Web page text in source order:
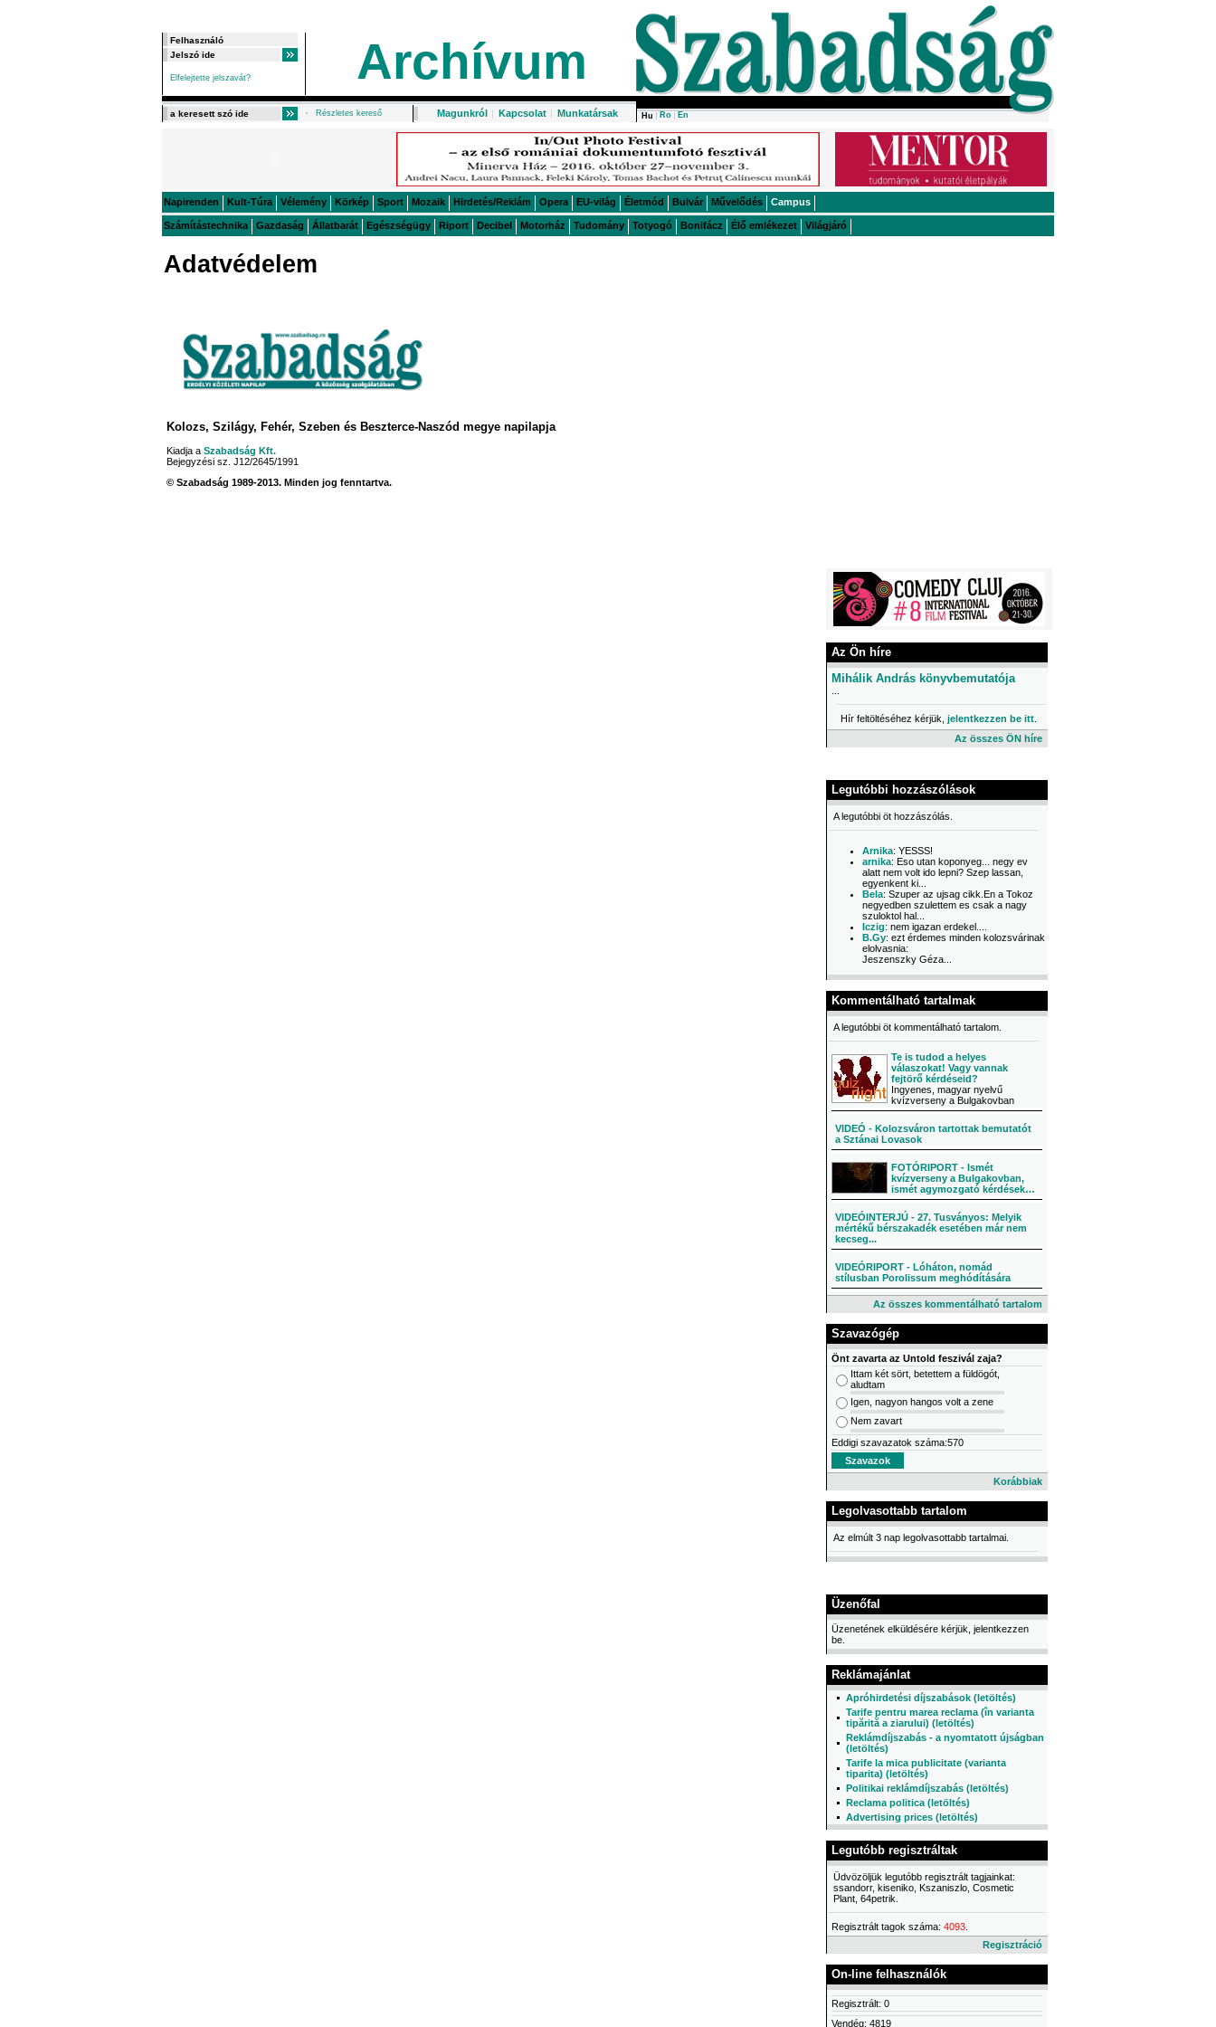
Elfelejtette jelszavát? Archívum
Részletes kereső Magunkról | Kapcsolat | Munkatársak Hu Ro En
Napirenden Kult-Túra Vélemény Körkép Sport Mozaik Hirdetés/Reklám Opera EU-világ Életmód Bulvár Művelődés Campus
Számítástechnika Gazdaság Állatbarát Egészségügy Riport Decibel Motorház Tudomány Totyogó Bonifácz Élő emlékezet Világjáró
Adatvédelem
Kolozs, Szilágy, Fehér, Szeben és Beszterce-Naszód megye napilapja
Kiadja a Szabadság Kft.
Bejegyzési sz. J12/2645/1991
© Szabadság 1989-2013. Minden jog fenntartva.
Az Ön híre
Mihálik András könyvbemutatója
Hír feltöltéséhez kérjük, jelentkezzen be itt
Az összes ÖN híre
Legutóbbi hozzászólások
A legutóbbi öt hozzászólás.
Arnika: YESSS!
arnika: Eso utan koponyeg... negy ev
alatt nem volt ido lepni? Szep lassan,
egyenkent ki...
Bela: Szuper az ujsag cikk.En a Tokoz
negyedben szulettem es csak a nagy
szuloktol hal...
Iczig: nem igazan erdekel....
B.Gy: ezt érdemes minden kolozsvárinak
elolvasnia:
Jeszenszky Géza...
Kommentálható tartalmak
A legutóbbi öt kommentálható tartalom.
Te is tudod a helyes
válaszokat! Vagy vannak
fejtörő kérdéseid?
Ingyenes, magyar nyelvű
kvízverseny a Bulgakovban
VIDEÓ - Kolozsváron tartottak bemutatót
a Sztánai Lovasok
FOTÓRIPORT - Ismét
kvízverseny a Bulgakovban,
ismét agymozgató kérdések…
VIDEÓINTERJÚ - 27. Tusványos: Melyik
mértékű bérszakadék esetében már nem
kecseg...
VIDEÓRIPORT - Lóháton, nomád
stílusban Porolissum meghódítására
Az összes kommentálható tartalom
Szavazógép
Önt zavarta az Untold feszivál zaja?
Ittam két sört, betettem a füldögót,
aludtam
Igen, nagyon hangos volt a zene
Nem zavart
Eddigi szavazatok száma:570
Korábbiak
Legolvasottabb tartalom
Az elmúlt 3 nap legolvasottabb tartalmai.
Üzenőfal
Üzenetének elküldésére kérjük, jelentkezzen
be.
Reklámajánlat
Apróhirdetési díjszabások (letöltés)
Tarife pentru marea reclama (în varianta
tipărită a ziarului) (letöltés)
Reklámdíjszabás - a nyomtatott újságban
(letöltés)
Tarife la mica publicitate (varianta
tiparita) (letöltés)
Politikai reklámdíjszabás (letöltés)
Reclama politica (letöltés)
Advertising prices (letöltés)
Legutóbb regisztráltak
Üdvözöljük legutóbb regisztrált tagjainkat:
ssandorr, kiseniko, Kszaniszlo, Cosmetic
Plant, 64petrik.
Regisztrált tagok száma: 4093
Regisztráció
On-line felhasználók
Regisztrált: 0
Vendég: 4819